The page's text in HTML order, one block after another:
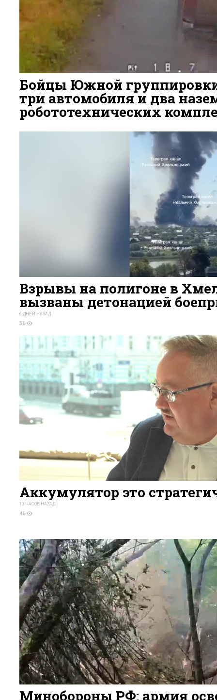
Бойцы Южной
три автомобиля и два
робототехнических
63
Взрывы на полигоне в
вызваны детонацией
6 ДНЕЙ НАЗАД
56
Аккумулятор это
10 ЧАСОВ НАЗАД
46
Минобороны РФ: армия